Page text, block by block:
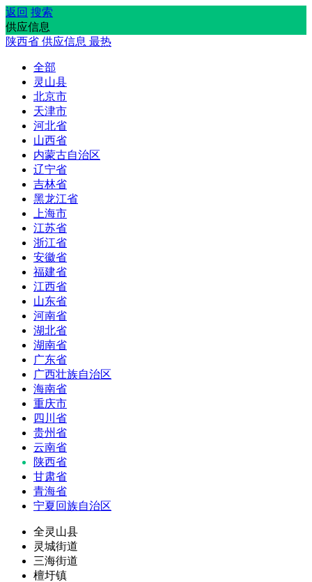
返回 搜索
供应信息
陕西省 供应信息 最热
全部
灵山县
北京市
天津市
河北省
山西省
内蒙古自治区
辽宁省
吉林省
黑龙江省
上海市
江苏省
浙江省
安徽省
福建省
江西省
山东省
河南省
湖北省
湖南省
广东省
广西壮族自治区
海南省
重庆市
四川省
贵州省
云南省
陕西省
甘肃省
青海省
宁夏回族自治区
全灵山县
灵城街道
三海街道
檀圩镇